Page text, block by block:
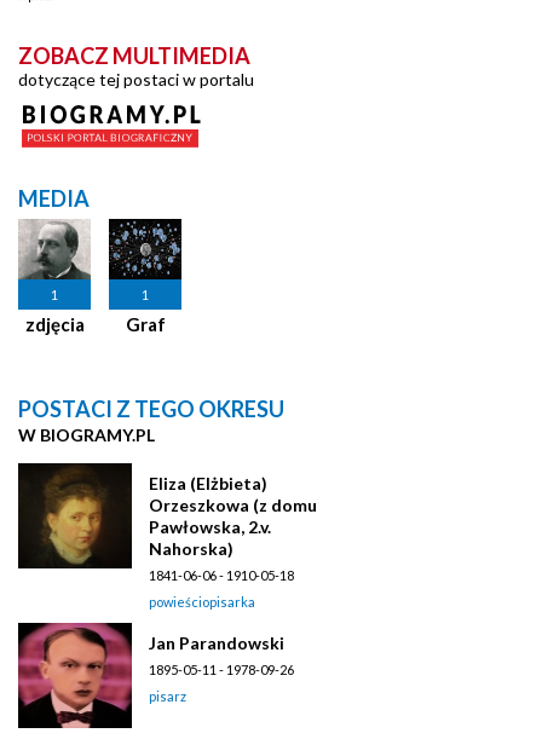
ZOBACZ MULTIMEDIA
dotyczące tej postaci w portalu
MEDIA
1
zdjęcia
1
Graf
POSTACI Z TEGO OKRESU
W BIOGRAMY.PL
Eliza (Elżbieta)
Orzeszkowa (z domu
Pawłowska, 2.v.
Nahorska)
1841-06-06 - 1910-05-18
powieściopisarka
Jan Parandowski
1895-05-11 - 1978-09-26
pisarz